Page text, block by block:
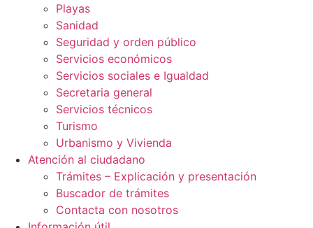
Playas
Sanidad
Seguridad y orden público
Servicios económicos
Servicios sociales e Igualdad
Secretaria general
Servicios técnicos
Turismo
Urbanismo y Vivienda
Atención al ciudadano
Trámites – Explicación y presentación
Buscador de trámites
Contacta con nosotros